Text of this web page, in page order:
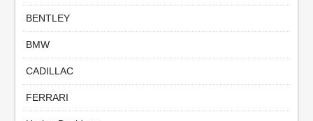
BENTLEY
BMW
CADILLAC
FERRARI